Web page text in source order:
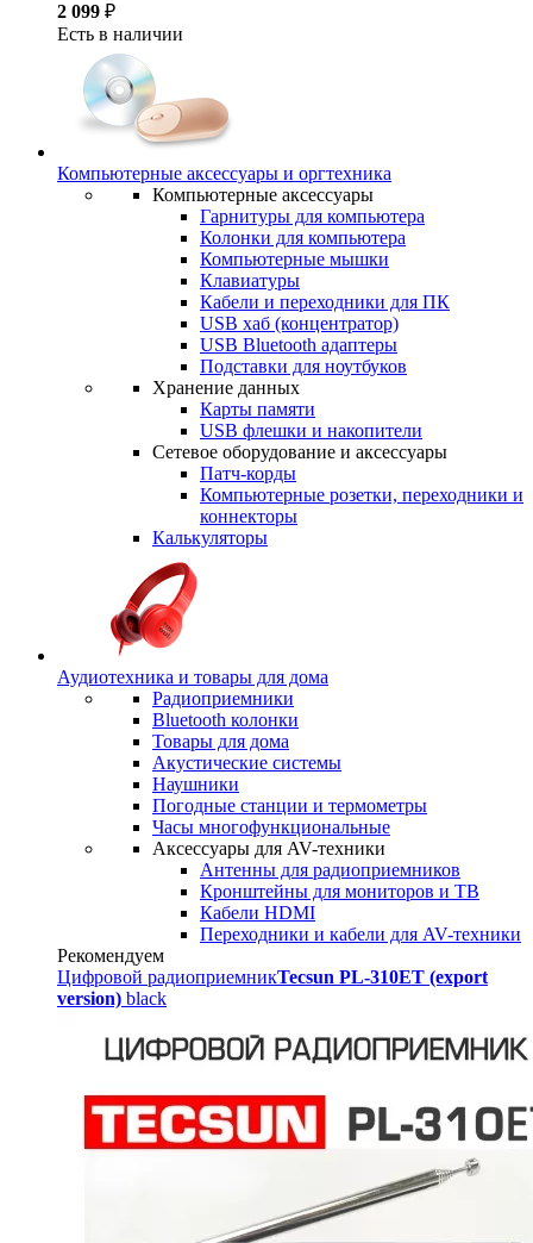
2 099 ₽
Есть в наличии
Компьютерные аксессуары и оргтехника
Компьютерные аксессуары
Гарнитуры для компьютера
Колонки для компьютера
Компьютерные мышки
Клавиатуры
Кабели и переходники для ПК
USB хаб (концентратор)
USB Bluetooth адаптеры
Подставки для ноутбуков
Хранение данных
Карты памяти
USB флешки и накопители
Сетевое оборудование и аксессуары
Патч-корды
Компьютерные розетки, переходники и
коннекторы
Калькуляторы
Аудиотехника и товары для дома
Радиоприемники
Bluetooth колонки
Товары для дома
Акустические системы
Наушники
Погодные станции и термометры
Часы многофункциональные
Аксессуары для AV-техники
Антенны для радиоприемников
Кронштейны для мониторов и ТВ
Кабели HDMI
Переходники и кабели для AV-техники
Рекомендуем
Цифровой радиоприемникTecsun PL-310ET (export
version) black